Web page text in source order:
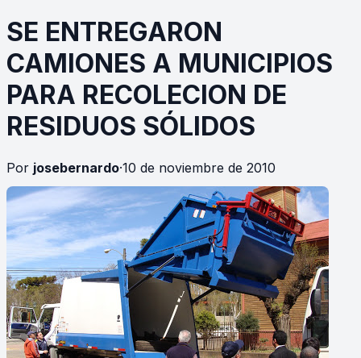
SE ENTREGARON
CAMIONES A MUNICIPIOS
PARA RECOLECION DE
RESIDUOS SÓLIDOS
Por josebernardo·10 de noviembre de 2010